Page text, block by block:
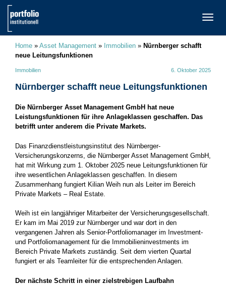
Home » Asset Management » Immobilien » Nürnberger schafft
neue Leitungsfunktionen
Immobilien 6. Oktober 2025
Nürnberger schafft neue Leitungsfunktionen
Die Nürnberger Asset Management GmbH hat neue
Leistungsfunktionen für ihre Anlageklassen geschaffen. Das
betrifft unter anderem die Private Markets.
Das Finanzdienstleistungsinstitut des Nürnberger-
Versicherungskonzerns, die Nürnberger Asset Management GmbH,
hat mit Wirkung zum 1. Oktober 2025 neue Leitungsfunktionen für
ihre wesentlichen Anlageklassen geschaffen. In diesem
Zusammenhang fungiert Kilian Weih nun als Leiter im Bereich
Private Markets – Real Estate.
Weih ist ein langjähriger Mitarbeiter der Versicherungsgesellschaft.
Er kam im Mai 2019 zur Nürnberger und war dort in den
vergangenen Jahren als Senior-Portfoliomanager im Investment-
und Portfoliomanagement für die Immobilieninvestments im
Bereich Private Markets zuständig. Seit dem vierten Quartal
fungiert er als Teamleiter für die entsprechenden Anlagen.
Der nächste Schritt in einer zielstrebigen Laufbahn